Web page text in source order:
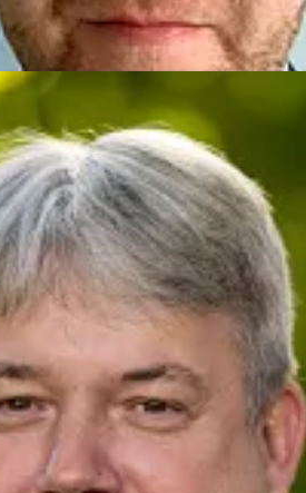
presse@deutsche-glasfaser.de